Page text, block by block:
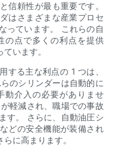
信頼性が最も重要です。
はさまざまな産業プロセ
っています。 これらの自
の点で多くの利点を提供
います。
する主な利点の 1 つは、
のシリンダーは自動的に
動介入の必要がありませ
軽減され、職場での事故
す。 さらに、自動油圧シ
どの安全機能が装備され
に高まります。